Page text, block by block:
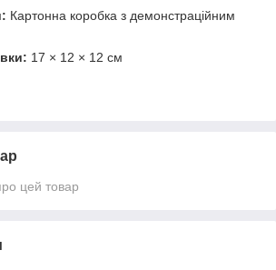
Картонна коробка з демонстраційним
17 × 12 × 12 см
цей товар